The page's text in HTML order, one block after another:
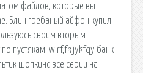
файлов, которые вы
Блин гребаный айфон купил
своим вторым
пустякам. w rf,fk jykfqy банк
шопкинс все серии на